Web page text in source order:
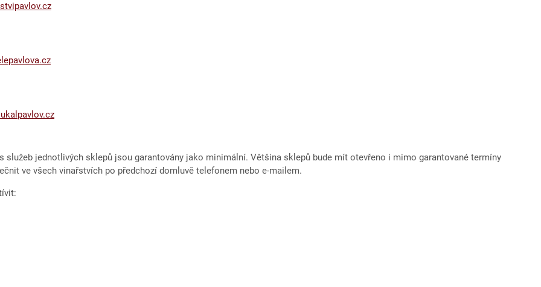
služeb jednotlivých sklepů jsou garantovány jako minimální. Většina sklepů bude mít otevřeno i mimo garantované termíny
ve všech vinařstvích po předchozí domluvě telefonem nebo e-mailem.